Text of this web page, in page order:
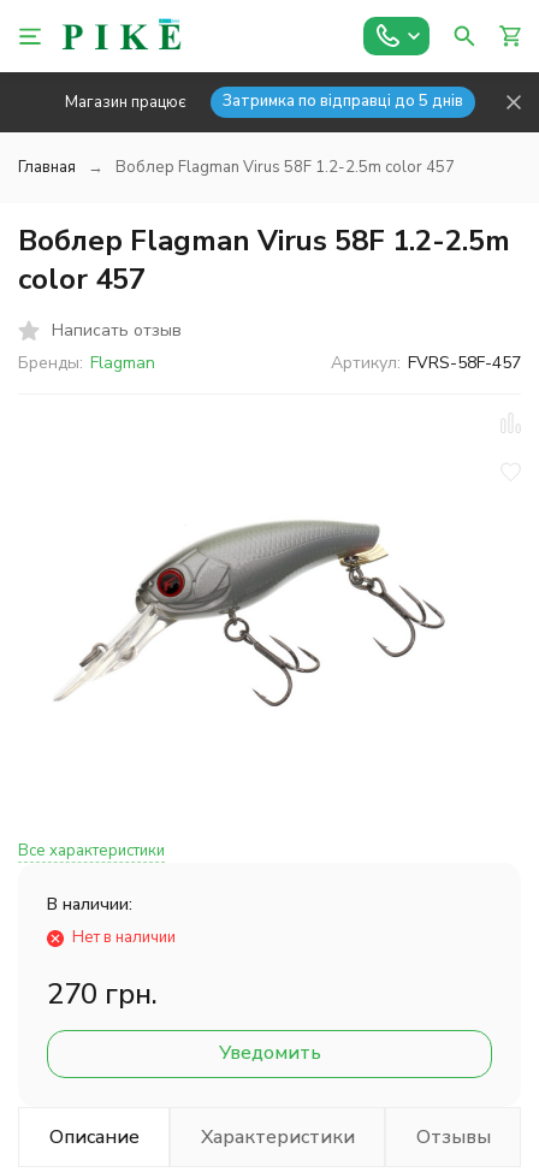
Магазин працює Затримка по відправці до 5 днів
Главная Воблер Flagman Virus 58F 1.2-2.5m color 457
Воблер Flagman Virus 58F 1.2-2.5m
color 457
Написать отзыв
Бренды: Flagman Артикул: FVRS-58F-457
Все характеристики
В наличии:
Нет в наличии
270 грн.
Уведомить
Описание Характеристики Отзывы